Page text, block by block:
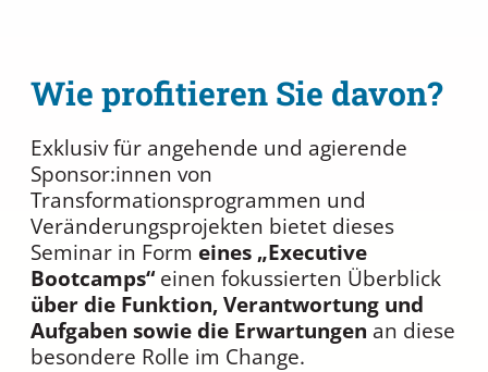
Wie profitieren Sie davon?
Exklusiv für angehende und agierende
Sponsor:innen von
Transformationsprogrammen und
Veränderungsprojekten bietet dieses
Seminar in Form eines „Executive
Bootcamps“einen fokussierten Überblick
über die Funktion, Verantwortung und
Aufgaben sowie die Erwartungen an diese
besondere Rolle im Change.